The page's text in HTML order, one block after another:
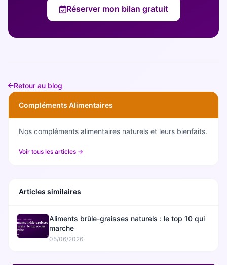
Réserver mon bilan gratuit
Retour au blog
Compléments Alimentaires
Nos compléments alimentaires naturels et leurs bienfaits.
Voir tous les articles →
Articles similaires
Aliments brûle-graisses naturels : le top 10 qui
marche
05/06/2026